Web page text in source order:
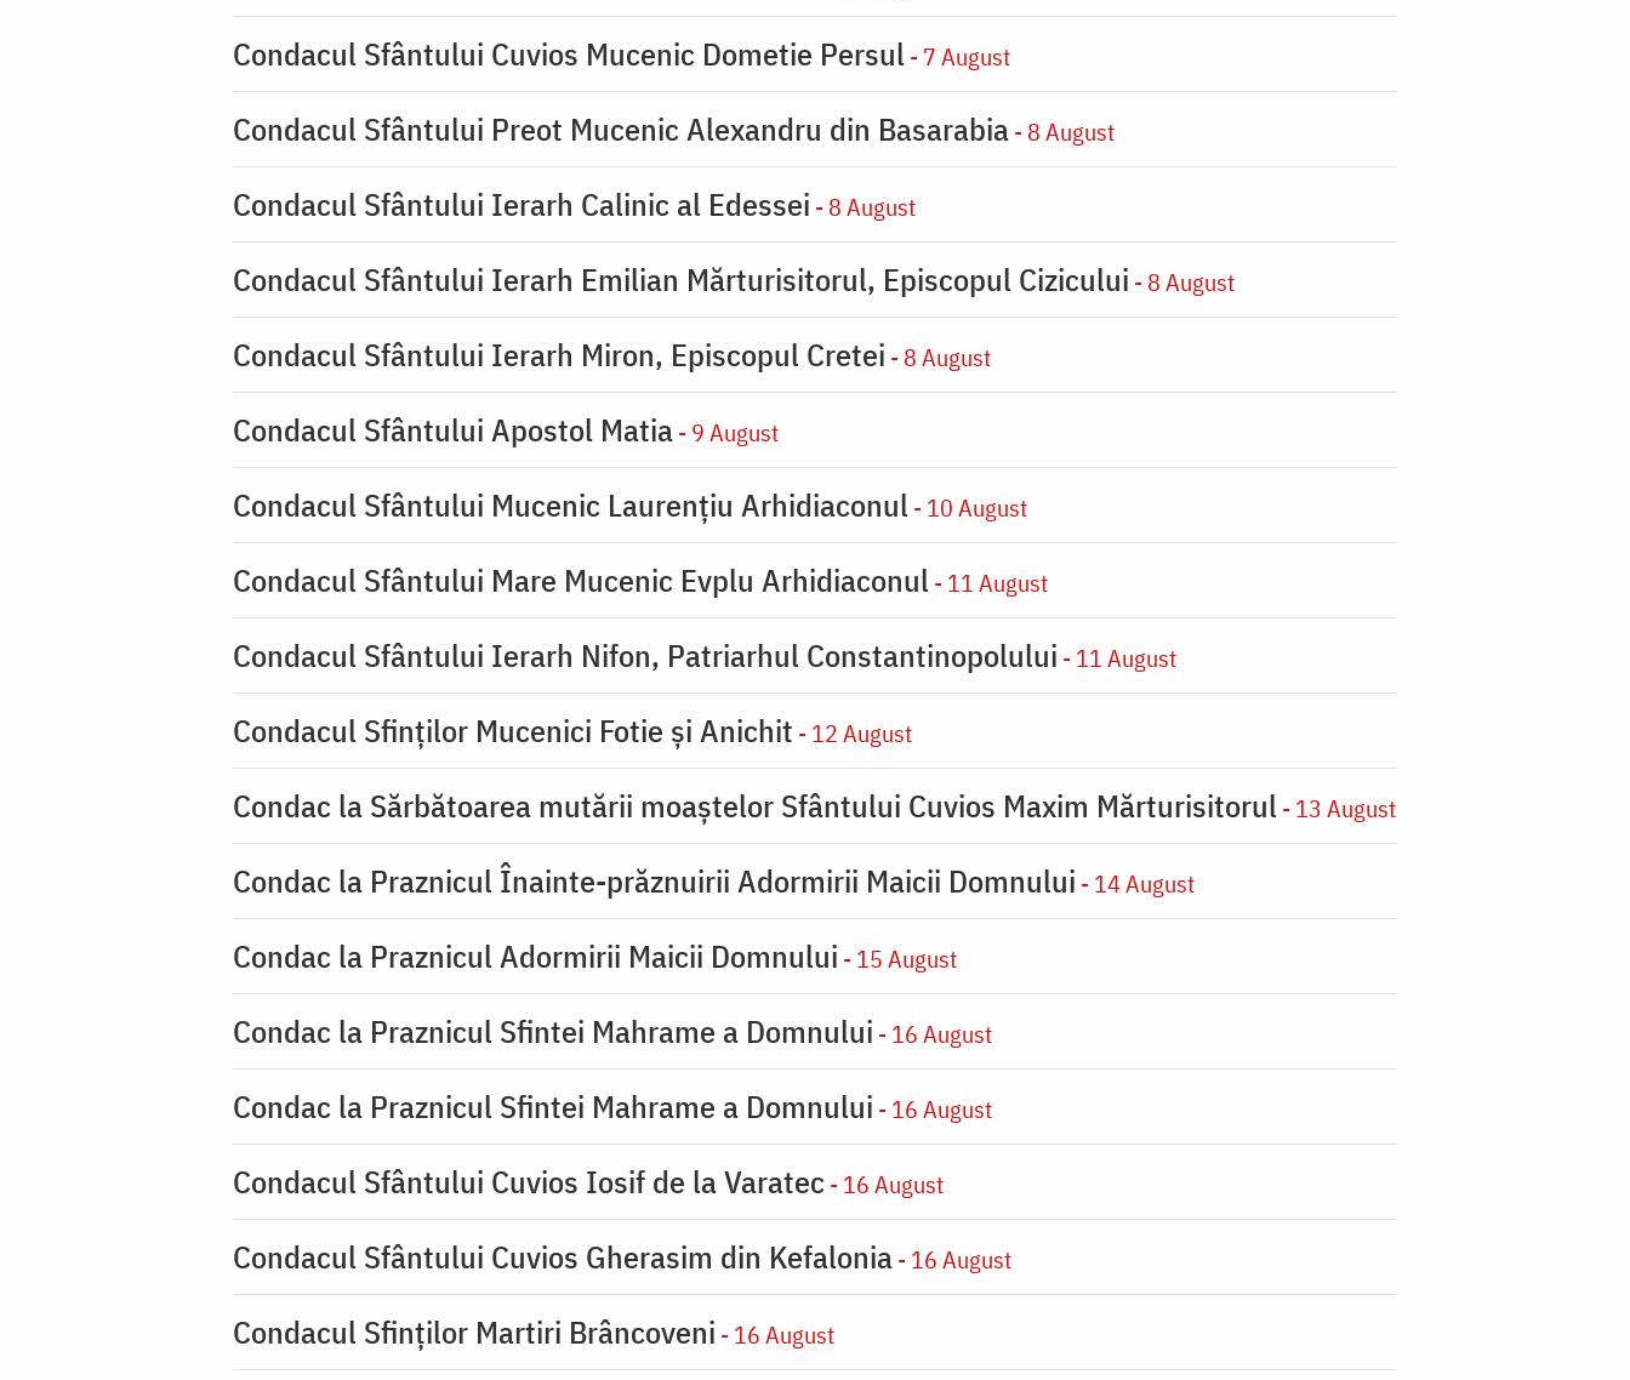
Condacul Sfântului Cuvios Mucenic Dometie Persul - 7 August
Condacul Sfântului Preot Mucenic Alexandru din Basarabia- 8 August
Condacul Sfântului Ierarh Calinic al Edessei - 8 August
Condacul Sfântului Ierarh Emilian Mărturisitorul, Episcopul Cizicului - 8 August
Condacul Sfântului Ierarh Miron, Episcopul Cretei - 8 August
Condacul Sfântului Apostol Matia- 9 August
Condacul Sfântului Mucenic Laurențiu Arhidiaconul - 10 August
Condacul Sfântului Mare Mucenic Evplu Arhidiaconul - 11 August
Condacul Sfântului Ierarh Nifon, Patriarhul Constantinopolului - 11 August
Condacul Sfinţilor Mucenici Fotie şi Anichit - 12 August
Condac la Sărbătoarea mutării moaştelor Sfântului Cuvios Maxim Mărturisitorul - 13 August
Condac la Praznicul Înainte-prăznuirii Adormirii Maicii Domnului - 14 August
Condac la Praznicul Adormirii Maicii Domnului - 15 August
Condac la Praznicul Sfintei Mahrame a Domnului - 16 August
Condac la Praznicul Sfintei Mahrame a Domnului - 16 August
Condacul Sfântului Cuvios Iosif de la Varatec - 16 August
Condacul Sfântului Cuvios Gherasim din Kefalonia- 16 August
Condacul Sfinților Martiri Brâncoveni - 16 August